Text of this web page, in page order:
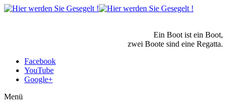
Ein Boot ist ein Boot,
zwei Boote sind eine Regatta.
Facebook
YouTube
Google+
Menü